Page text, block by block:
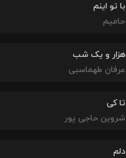
با تو اینم
حامیم
هزار و یک شب
عرفان طهماسبی
تا کی
شروین حاجی پور
دلم